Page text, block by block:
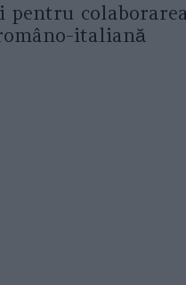
pentru
italiană